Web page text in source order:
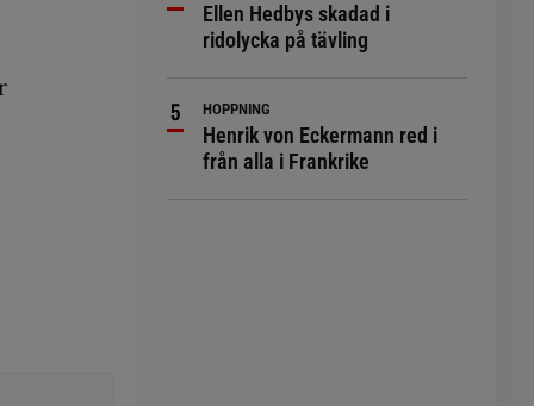
Ellen Hedbys skadad i
ridolycka på tävling
HOPPNING
Henrik von Eckermann red i
från alla i Frankrike